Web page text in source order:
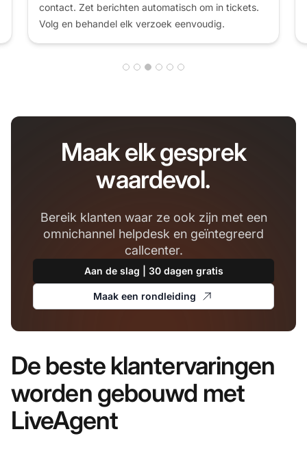
media en organiseer uw klantcommunicatie.
Maak elk gesprek
waardevol.
Bereik klanten waar ze ook zijn met een
omnichannel helpdesk en geïntegreerd
callcenter.
Aan de slag | 30 dagen gratis
Maak een rondleiding
De beste klantervaringen
worden gebouwd met
LiveAgent